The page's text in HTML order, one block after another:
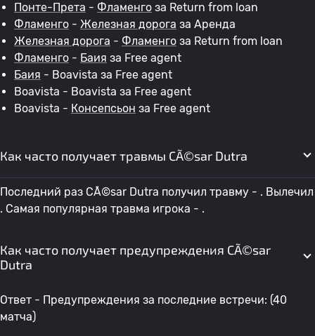
Понте-Прета - Фламенго за Return from loan
Фламенго - Железная дорога за Аренда
Железная дорога - Фламенго за Return from loan
Фламенго - Баия за Free agent
Баия - Boavista за Free agent
Boavista - Boavista за Free agent
Boavista - Консепсьон за Free agent
Как часто получает травмы CÃ©sar Dutra
Последний раз CÃ©sar Dutra получил травму - . Вылечил
. Самая популярная травма игрока - .
Как часто получает предупреждения CÃ©sar
Dutra
Ответ - Предупреждения за последние встречи: (40
матча)